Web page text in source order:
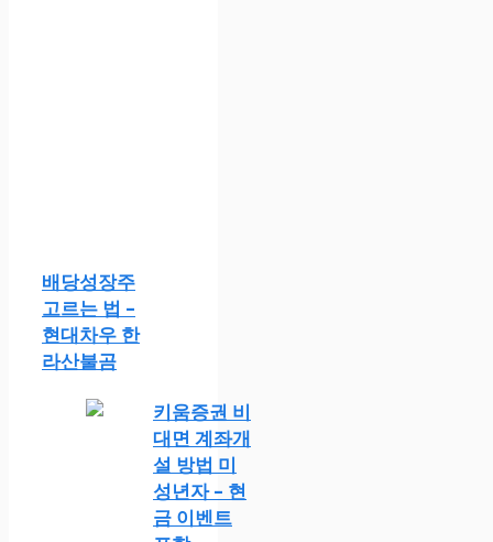
배당성장주
고르는 법 –
현대차우 한
라산불곰
키움증권 비
대면 계좌개
설 방법 미
성년자 – 현
금 이벤트